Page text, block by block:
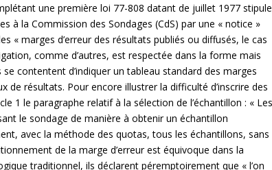
une première loi 77-808 datant de juillet 1977 stipule
à la Commission des Sondages (CdS) par une « notice »
« marges d’erreur des résultats publiés ou diffusés, le cas
comme d’autres, est respectée dans la forme mais
contentent d’indiquer un tableau standard des marges
de résultats. Pour encore illustrer la difficulté d’inscrire des
1 le paragraphe relatif à la sélection de l’échantillon : «
le sondage de manière à obtenir un échantillon
avec la méthode des quotas, tous les échantillons, sans
de la marge d’erreur est équivoque dans la
traditionnel, ils déclarent péremptoirement que « l’on